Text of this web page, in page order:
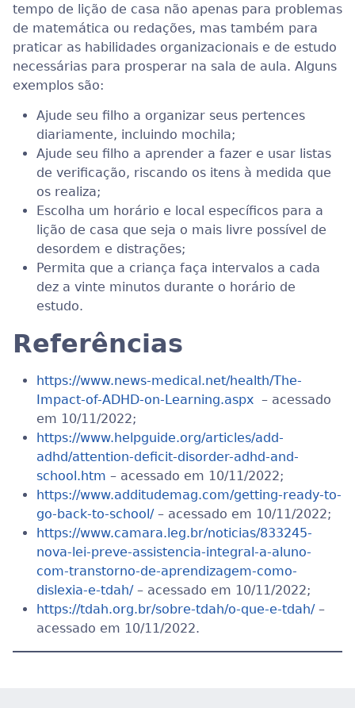
tempo de lição de casa não apenas para problemas
de matemática ou redações, mas também para
praticar as habilidades organizacionais e de estudo
necessárias para prosperar na sala de aula. Alguns
exemplos são:
Ajude seu filho a organizar seus pertences
diariamente, incluindo mochila;
Ajude seu filho a aprender a fazer e usar listas
de verificação, riscando os itens à medida que
os realiza;
Escolha um horário e local específicos para a
lição de casa que seja o mais livre possível de
desordem e distrações;
Permita que a criança faça intervalos a cada
dez a vinte minutos durante o horário de
estudo.
Referências
https://www.news-medical.net/health/The-
Impact-of-ADHD-on-Learning.aspx – acessado
em 10/11/2022;
https://www.helpguide.org/articles/add-
adhd/attention-deficit-disorder-adhd-and-
school.htm – acessado em 10/11/2022;
https://www.additudemag.com/getting-ready-to-
go-back-to-school/– acessado em 10/11/2022;
https://www.camara.leg.br/noticias/833245-
nova-lei-preve-assistencia-integral-a-aluno-
com-transtorno-de-aprendizagem-como-
dislexia-e-tdah/– acessado em 10/11/2022;
https://tdah.org.br/sobre-tdah/o-que-e-tdah/–
acessado em 10/11/2022.